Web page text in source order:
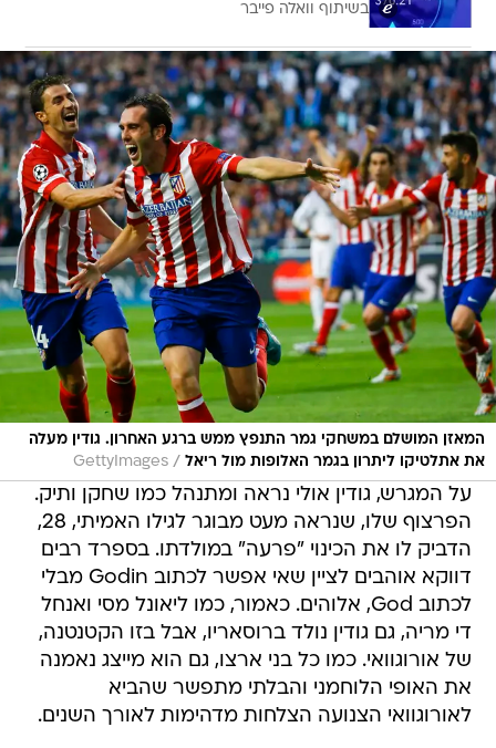
בשיתוף וואלה פייבר
המאזן המושלם במשחקי גמר התנפץ ממש ברגע האחרון. גודין מעלה
את אתלטיקו ליתרון בגמר האלופות מול ריאל /
GettyImages
על המגרש, גודין אולי נראה ומתנהל כמו שחקן ותיק.
הפרצוף שלו, שנראה מעט מבוגר לגילו האמיתי, 28,
הדביק לו את הכינוי "פרעה" במולדתו. בספרד רבים
דווקא אוהבים לציין שאי אפשר לכתוב Godin מבלי
לכתוב God, אלוהים. כאמור, כמו ליאונל מסי ואנחל
די מריה, גם גודין נולד ברוסאריו, אבל בזו הקטנטנה,
של אורוגוואי. כמו כל בני ארצו, גם הוא מייצג נאמנה
את האופי הלוחמני והבלתי מתפשר שהביא
לאורוגוואי הצנועה הצלחות מדהימות לאורך השנים.